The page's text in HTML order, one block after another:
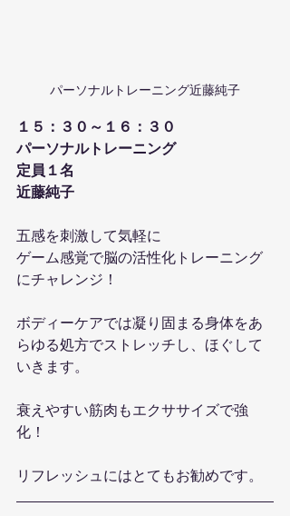
パーソナルトレーニング近藤純子
１５：３０～１６：３０
パーソナルトレーニング
定員１名
近藤純子
五感を刺激して気軽に
ゲーム感覚で脳の活性化トレーニング
にチャレンジ！
ボディーケアでは凝り固まる身体をあ
らゆる処方でストレッチし、ほぐして
いきます。
衰えやすい筋肉もエクササイズで強
化！
リフレッシュにはとてもお勧めです。